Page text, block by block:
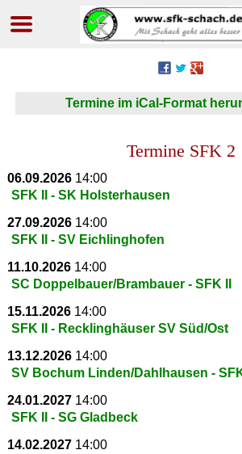
Termine im iCal-Format
Termine SFK 2
06.09.2026 14:00
SFK II - SK Holsterhausen
27.09.2026 14:00
SFK II - SV Eichlinghofen
11.10.2026 14:00
SC Doppelbauer/Brambauer - SFK II
15.11.2026 14:00
SFK II - Recklinghäuser SV Süd/Ost
13.12.2026 14:00
SV Bochum Linden/Dahlhausen - SFK
24.01.2027 14:00
SFK II - SG Gladbeck
14.02.2027 14:00